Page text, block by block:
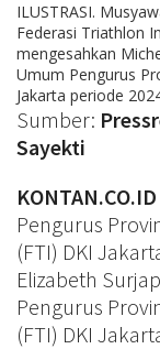
ILUSTRASI.
Federasi Triathlon
mengesahkan
Umum Pengurus
Jakarta periode
Sumber:
Sayekti
Pengurus
(FTI) DKI
Elizabeth
Pengurus
(FTI) DKI